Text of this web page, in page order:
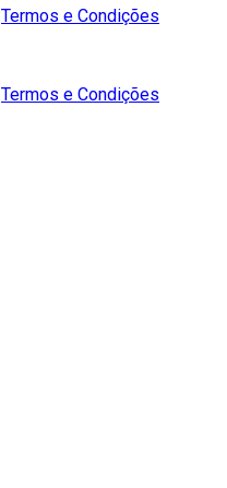
Termos e Condições
Termos e Condições